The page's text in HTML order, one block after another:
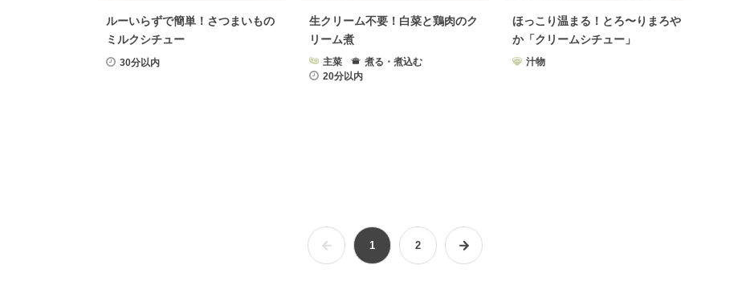
ルーいらずで簡単！さつまいもの
ミルクシチュー
30分以内
生クリーム不要！白菜と鶏肉のク
リーム煮
主菜
煮る・煮込む
20分以内
ほっこり温まる！とろ〜りまろや
か「クリームシチュー」
汁物
1 2